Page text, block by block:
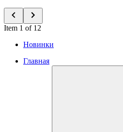
Item 1 of 12
Новинки
Главная